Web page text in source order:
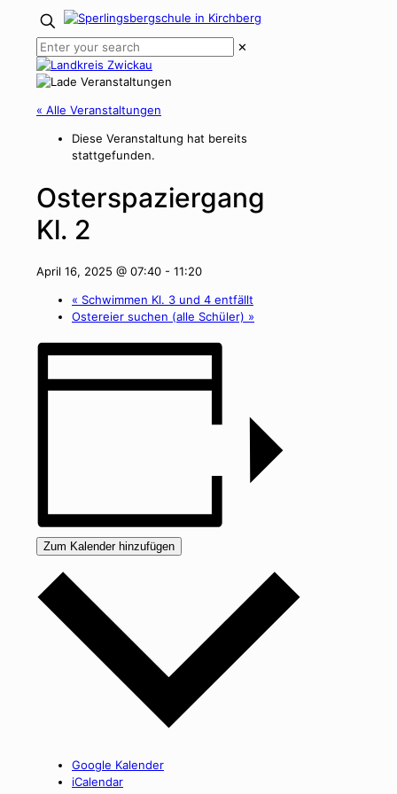
✕
« Alle Veranstaltungen
Diese Veranstaltung hat bereits
stattgefunden.
Osterspaziergang
Kl. 2
April 16, 2025 @ 07:40 - 11:20
« Schwimmen Kl. 3 und 4 entfällt
Ostereier suchen (alle Schüler) »
Zum Kalender hinzufügen
Google Kalender
iCalendar